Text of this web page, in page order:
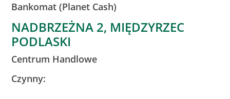
Bankomat (Planet Cash)
NADBRZEŻNA 2, MIĘDZYRZEC
PODLASKI
Centrum Handlowe
Czynny: